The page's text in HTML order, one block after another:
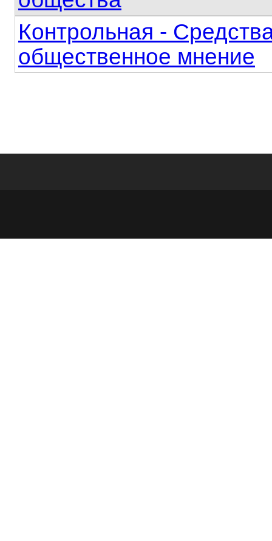
Контрольная -
общественное мнение